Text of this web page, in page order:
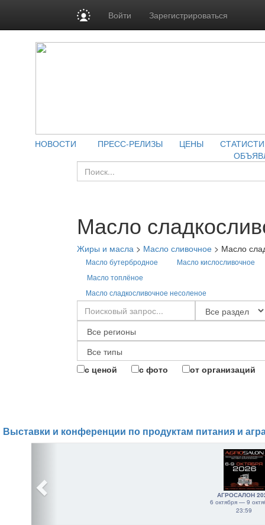
Войти Зарегистрироваться
НОВОСТИ ПРЕСС-РЕЛИЗЫ ЦЕНЫ
Масло
Жиры и масла > Масло сливочное > Масло
Масло бутербродное
Масло кислосливочное
Масло топлёное
Масло сладкосливочное несоленое
с ценой с фото от организаций
Выставки и конференции по продуктам питания и
АГРОСАЛОН
6 октября — 9
23:59